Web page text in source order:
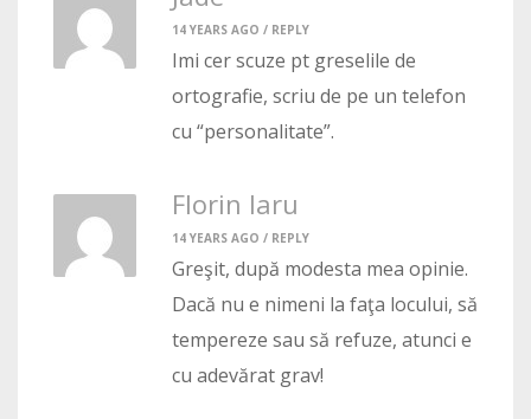
14 YEARS AGO / REPLY
Imi cer scuze pt greselile de
ortografie, scriu de pe un telefon
cu “personalitate”.
Florin Iaru
14 YEARS AGO / REPLY
Greşit, după modesta mea opinie.
Dacă nu e nimeni la faţa locului, să
tempereze sau să refuze, atunci e
cu adevărat grav!